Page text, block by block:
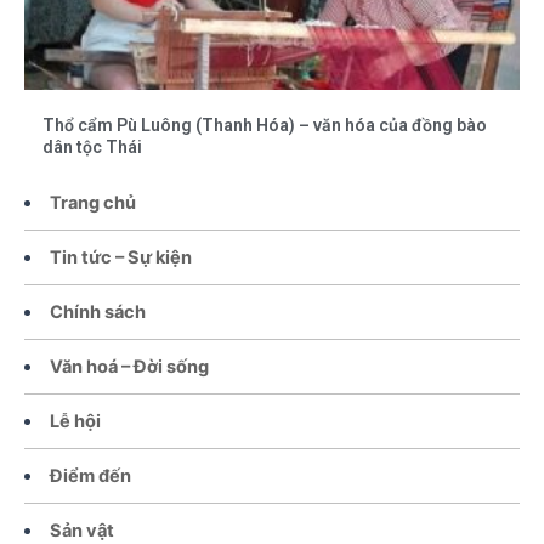
Trang chủ
Tin tức – Sự kiện
Chính sách
Văn hoá – Đời sống
Lễ hội
Điểm đến
Sản vật
Thổ cẩm Pù Luông (Thanh Hóa) – văn hóa của đồng bào
dân tộc Thái